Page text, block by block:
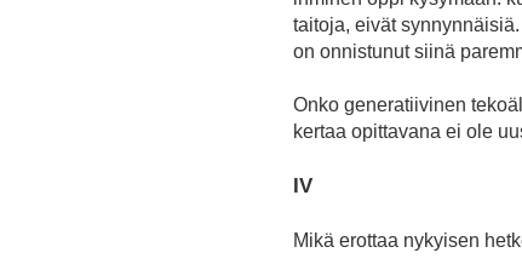
taitoja, eivät
on onnistunut siinä
Onko generatiivinen
kertaa opittavana ei ole
IV
Mikä erottaa nykyisen